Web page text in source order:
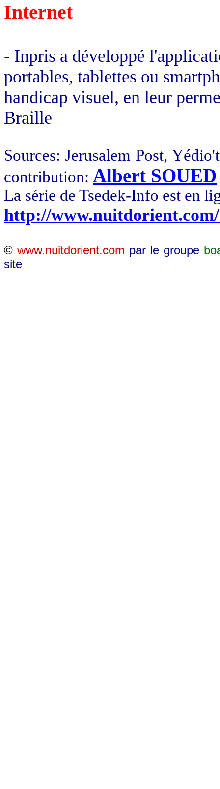
Internet
- Inpris a développé
portables, tablettes ou
handicap visuel, en leur
Braille
Sources: Jerusalem Post,
contribution: Albert SOUED
La série de Tsedek-Info est en
http://
© www.nuitdorient.com par le groupe
site